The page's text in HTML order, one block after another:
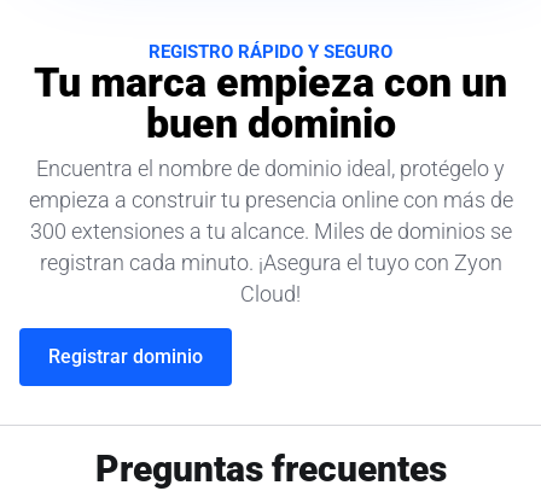
REGISTRO RÁPIDO Y SEGURO
Tu marca empieza con un
buen dominio
Encuentra el nombre de dominio ideal, protégelo y
empieza a construir tu presencia online con más de
300 extensiones a tu alcance. Miles de dominios se
registran cada minuto. ¡Asegura el tuyo con Zyon
Cloud!
Registrar dominio
Preguntas frecuentes